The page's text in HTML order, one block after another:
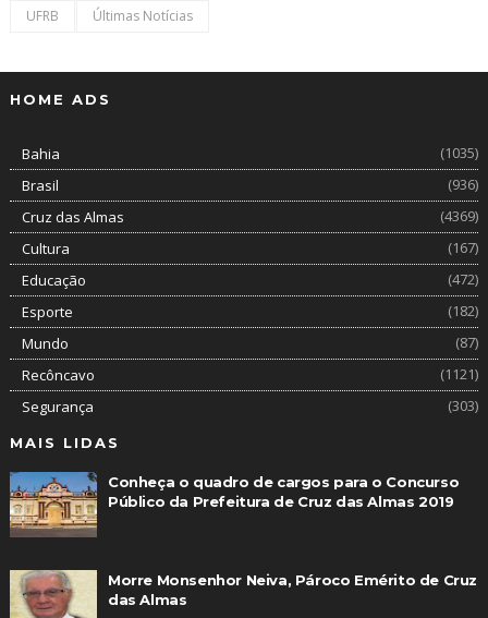
UFRB
Últimas Notícias
HOME ADS
Bahia
(1035)
Brasil
(936)
Cruz das Almas
(4369)
Cultura
(167)
Educação
(472)
Esporte
(182)
Mundo
(87)
Recôncavo
(1121)
Segurança
(303)
MAIS LIDAS
Conheça o quadro de cargos para o Concurso
Público da Prefeitura de Cruz das Almas 2019
Morre Monsenhor Neiva, Pároco Emérito de Cruz
das Almas